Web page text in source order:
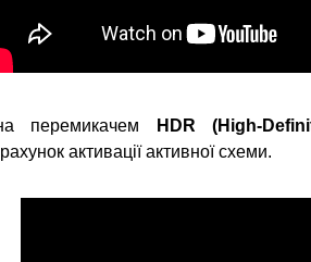
перемикачем HDR (High-
активації активної схеми.